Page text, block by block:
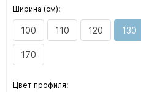
Ширина (см):
100 110 120 130
170
Цвет профиля: